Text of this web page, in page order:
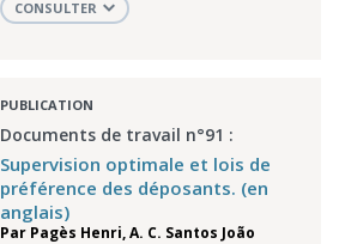
CONSULTER
PUBLICATION
Documents de travail n°91 :
Supervision optimale et lois de
préférence des déposants. (en
anglais)
Par Pagès Henri,A. C. Santos João